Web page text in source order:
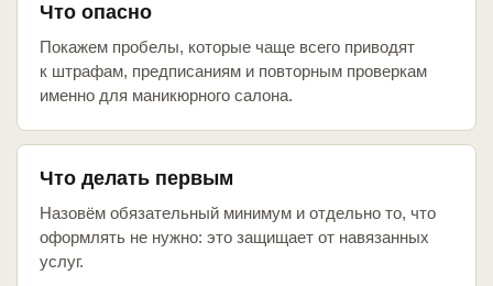
Что опасно
Покажем пробелы, которые чаще всего приводят
к штрафам, предписаниям и повторным проверкам
именно для маникюрного салона.
Что делать первым
Назовём обязательный минимум и отдельно то, что
оформлять не нужно: это защищает от навязанных
услуг.